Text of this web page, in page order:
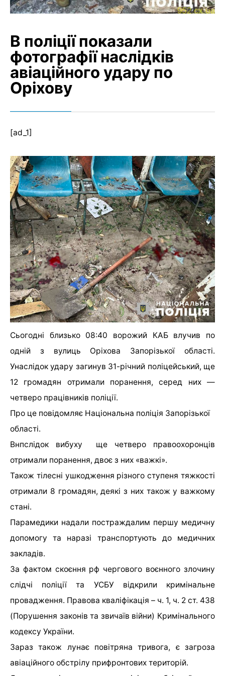
В поліції показали
фотографії наслідків
авіаційного удару по
Оріхову
[ad_1]
Сьогодні близько 08:40 ворожий КАБ влучив по
одній з вулиць Оріхова Запорізької області.
Унаслідок удару загинув 31-річний поліцейський, ще
12 громадян отримали поранення, серед них —
четверо працівників поліції.
Про це повідомляє Національна поліція Запорізької
області.
Внпслідок вибуху ще четверо правоохоронців
отримали поранення, двоє з них «важкі».
Також тілесні ушкодження різного ступеня тяжкості
отримали 8 громадян, деякі з них також у важкому
стані.
Парамедики надали постраждалим першу медичну
допомогу та наразі транспортують до медичних
закладів.
За фактом скоєння рф чергового воєнного злочину
слідчі поліції та УСБУ відкрили кримінальне
провадження. Правова кваліфікація – ч. 1, ч. 2 ст. 438
(Порушення законів та звичаїв війни) Кримінального
кодексу України.
Зараз також лунає повітряна тривога, є загроза
авіаційного обстрілу прифронтових територій.